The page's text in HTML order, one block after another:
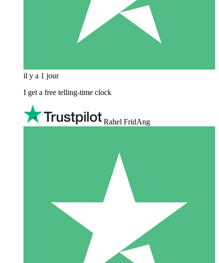
il y a 1 jour
I get a free telling-time clock
Rahel FridAng